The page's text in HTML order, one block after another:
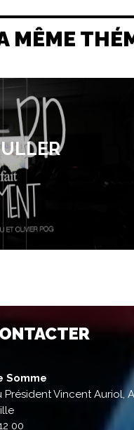
MÊME
Somme
Président Vincent Auriol,
00